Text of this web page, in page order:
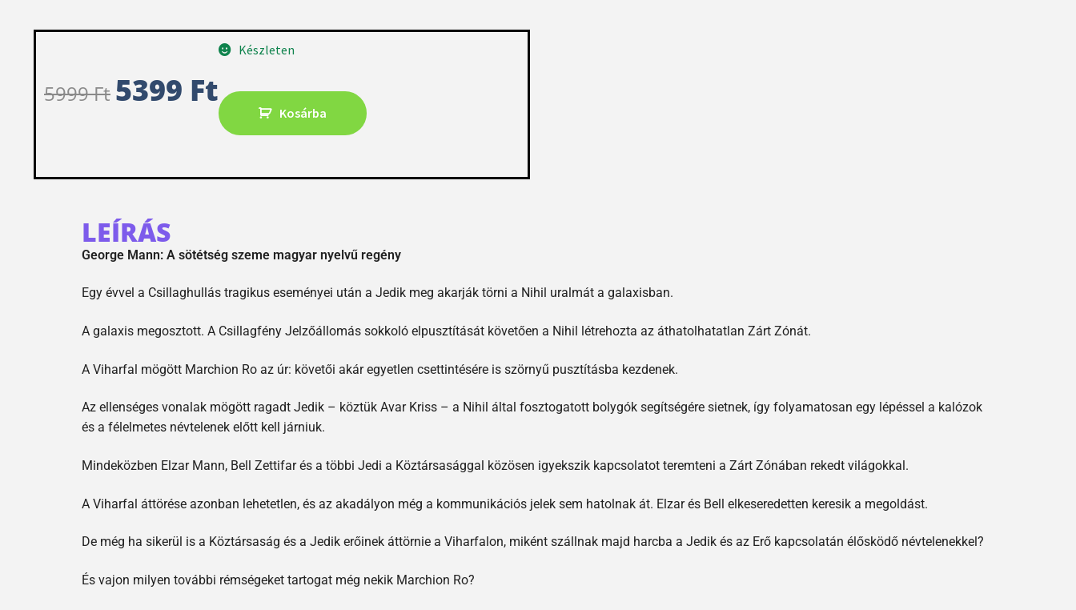
5999Ft 5399 Ft
Készleten
Kosárba
LEÍRÁS
George Mann: A sötétség szeme magyar nyelvű regény
Egy évvel a Csillaghullás tragikus eseményei után a Jedik meg akarják törni a Nihil uralmát a galaxisban.
A galaxis megosztott. A Csillagfény Jelzőállomás sokkoló elpusztítását követően a Nihil létrehozta az áthatolhatatlan Zárt Zónát.
A Viharfal mögött Marchion Ro az úr: követői akár egyetlen csettintésére is szörnyű pusztításba kezdenek.
Az ellenséges vonalak mögött ragadt Jedik – köztük Avar Kriss – a Nihil által fosztogatott bolygók segítségére sietnek, így folyamatosan egy lépéssel a kalózok
és a félelmetes névtelenek előtt kell járniuk.
Mindeközben Elzar Mann, Bell Zettifar és a többi Jedi a Köztársasággal közösen igyekszik kapcsolatot teremteni a Zárt Zónában rekedt világokkal.
A Viharfal áttörése azonban lehetetlen, és az akadályon még a kommunikációs jelek sem hatolnak át. Elzar és Bell elkeseredetten keresik a megoldást.
De még ha sikerül is a Köztársaság és a Jedik erőinek áttörnie a Viharfalon, miként szállnak majd harcba a Jedik és az Erő kapcsolatán élősködő névtelenekkel?
És vajon milyen további rémségeket tartogat még nekik Marchion Ro?